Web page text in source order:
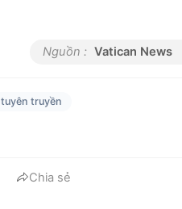
Nguồn : Vatican News
tuyên truyền
Chia sẻ